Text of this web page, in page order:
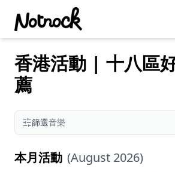
精選活動
博客文章
約會好去處
美食佳餚
品酒
香港活動 | 十八區
薦
篩選音樂
本月活動 (August 2026)